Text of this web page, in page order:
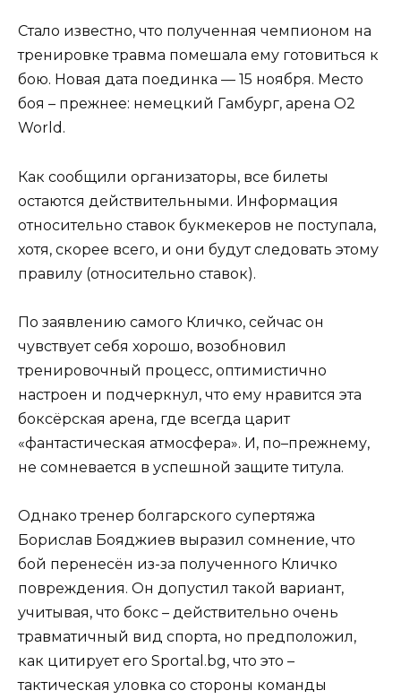
Стало известно, что полученная чемпионом на
тренировке травма помешала ему готовиться к
бою. Новая дата поединка — 15 ноября. Место
боя – прежнее: немецкий Гамбург, арена O2
World.
Как сообщили организаторы, все билеты
остаются действительными. Информация
относительно ставок букмекеров не поступала,
хотя, скорее всего, и они будут следовать этому
правилу (относительно ставок).
По заявлению самого Кличко, сейчас он
чувствует себя хорошо, возобновил
тренировочный процесс, оптимистично
настроен и подчеркнул, что ему нравится эта
боксёрская арена, где всегда царит
«фантастическая атмосфера». И, по–прежнему,
не сомневается в успешной защите титула.
Однако тренер болгарского супертяжа
Борислав Бояджиев выразил сомнение, что
бой перенесён из-за полученного Кличко
повреждения. Он допустил такой вариант,
учитывая, что бокс – действительно очень
травматичный вид спорта, но предположил,
как цитирует его Sportal.bg, что это –
тактическая уловка со стороны команды